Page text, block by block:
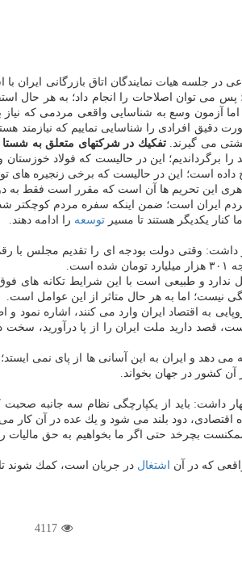
شكایات حالا به ۴.۵ درصد رسیده است؛ پس می توان اصلاحات
دقیق افرادی را شناسایی نماییم كه
تفكیك در شركتهای متعلق به شستا
برگرداندیم؛ این در حالیست كه فولاد خوزستان
است؛ این در حالیست كه برخی زنجیره های
این تحریم ها آن است كه مقرر است فقط به
ایران است؛ ضمن اینكه سفره مردم كوچكتر
یكدیگر هستند تا مسیر توسعه را ادامه دهند.
نیست؛ اما به هر حال متاثر از این عوامل است.
اقتصاد ایران وارد می كنند، اشاره نمود و
دارید ملت ایران را از پا درآورید، سخت
می دهد و ایران به این آسانی ها از پای نمی
كشور در جهان بخواند.
داشت: باید از یكپارچگی نظام سه جانبه
دود بلند می شود و یك عده در آن كار
كه در آن
اشتغال در جریان است، كمك شوند
4117